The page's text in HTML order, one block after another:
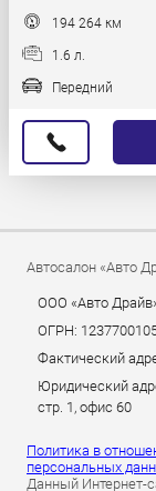
194 264 км
1.6 л.
Передний
Автосалон «Авто
ООО «Авто
ОГРН:
Фактический
Юридический
стр. 1, офис 60
Политика в
персональных
Данный Интернет-